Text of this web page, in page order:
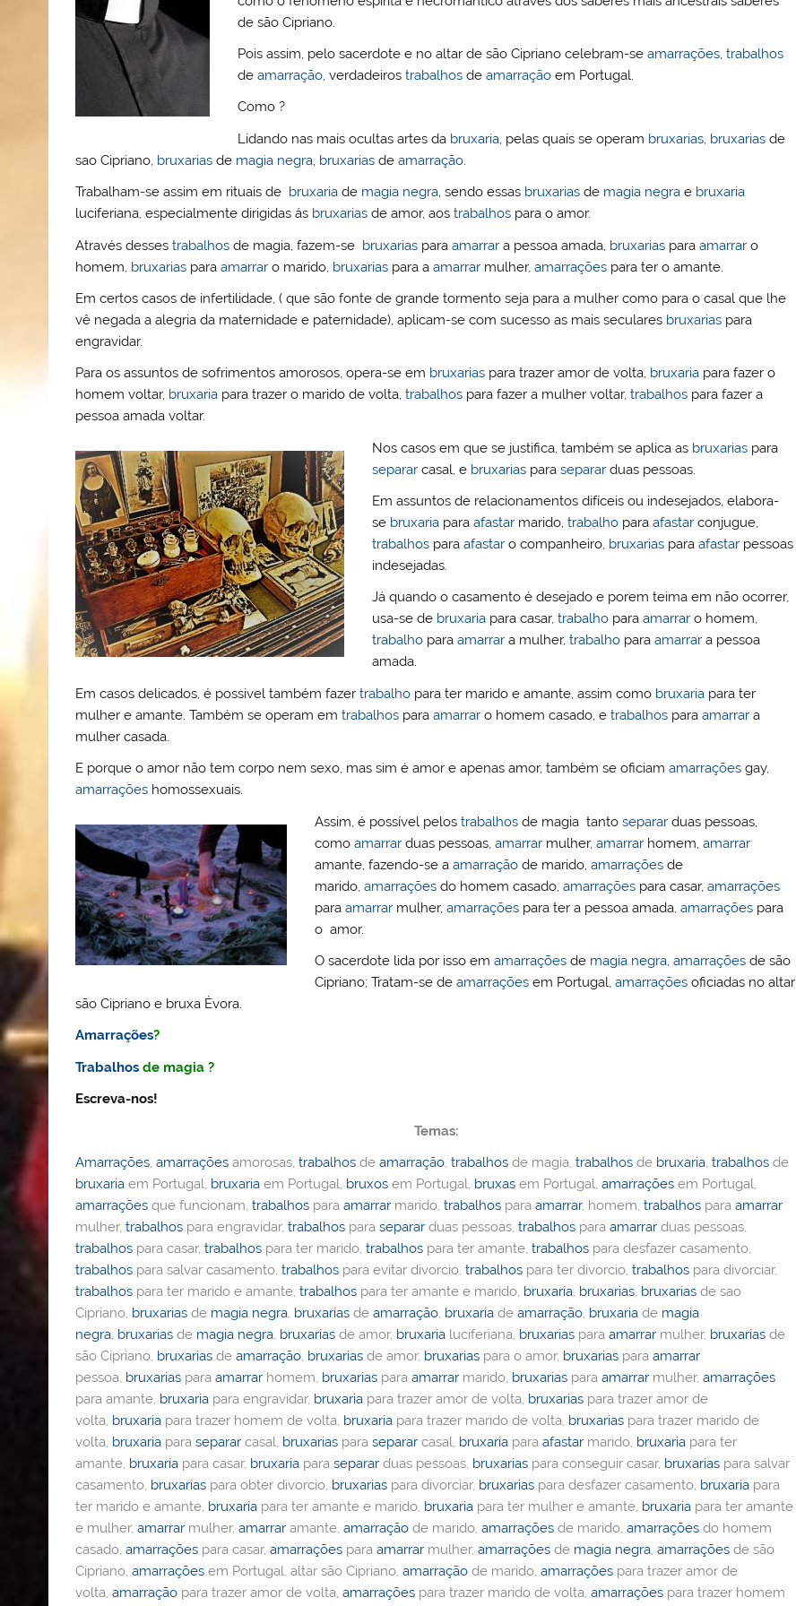
o
M
ai
st A
p
p
e
ss
k.
c
o
n
de são Cipriano.
Pois assim, pelo sacerdote e no altar de são Cipriano celebram-se amarrações, trabalhos
de amarração, verdadeiros trabalhosde amarraçãoem Portugal.
Como ?
Lidando nas mais ocultas artes da bruxaria, pelas quais se operam bruxarias, bruxariasde
sao Cipriano, bruxarias de magia negra, bruxarias deamarração.
Trabalham-se assim em rituais de bruxaria de magia negra, sendo essas bruxarias de magia negra e bruxaria
luciferiana, especialmente dirigidas ás bruxarias de amor, aostrabalhos para o amor.
Através dessestrabalhos de magia, fazem-se bruxarias paraamarrar a pessoa amada, bruxarias paraamarrar o
homem, bruxarias paraamarrar o marido, bruxarias para aamarrar mulher,amarrações para ter o amante.
Em certos casos de infertilidade, ( que são fonte de grande tormento seja para a mulher como para o casal que lhe
vê negada a alegria da maternidade e paternidade), aplicam-se com sucesso as mais seculares bruxarias para
engravidar.
Para os assuntos de sofrimentos amorosos, opera-se em bruxarias para trazer amor de volta, bruxaria para fazer o
homem voltar, bruxaria para trazer o marido de volta,trabalhos para fazer a mulher voltar,trabalhos para fazer a
pessoa amada voltar.
Nos casos em que se justifica, também se aplica as bruxariaspara
separarcasal, e bruxariaspara separarduas pessoas.
Em assuntos de relacionamentos difíceis ou indesejados, elabora-
se bruxariapara afastarmarido, trabalhopara afastarconjugue,
trabalhospara afastaro companheiro, bruxariaspara afastarpessoas
indesejadas.
Já quando o casamento é desejado e porem teima em não ocorrer,
usa-se de bruxariapara casar, trabalhopara amarraro homem,
trabalhopara amarrara mulher, trabalhopara amarrara pessoa
amada.
Em casos delicados, é possivel também fazertrabalho para ter marido e amante, assim como bruxaria para ter
mulher e amante. Também se operam emtrabalhos paraamarrar o homem casado, etrabalhos paraamarrar a
mulher casada.
E porque o amor não tem corpo nem sexo, mas sim é amor e apenas amor, também se oficiamamarrações gay,
amarrações homossexuais.
Assim, é possível pelos trabalhosde magia tanto separarduas pessoas,
como amarrarduas pessoas, amarrarmulher, amarrarhomem, amarrar
amante, fazendo-se a amarraçãode marido, amarraçõesde
marido, amarraçõesdo homem casado, amarraçõespara casar, amarrações
para amarrarmulher, amarraçõespara ter a pessoa amada, amarraçõespara
o amor.
O sacerdote lida por isso em amarraçõesde magia negra, amarraçõesde são
Cipriano; Tratam-se de amarraçõesem Portugal, amarraçõesoficiadas no altar
são Cipriano e bruxa Èvora.
Amarrações?
Trabalhos de magia ?
Escreva-nos!
Temas:
Amarrações,amarrações amorosas,trabalhos deamarração,trabalhos de magia,trabalhos de bruxaria,trabalhos de
bruxaria em Portugal, bruxaria em Portugal, bruxos em Portugal, bruxas em Portugal,amarrações em Portugal,
amarrações que funcionam,trabalhos paraamarrar marido,trabalhos paraamarrar, homem,trabalhos paraamarrar
mulher,trabalhos para engravidar,trabalhos paraseparar duas pessoas,trabalhos paraamarrar duas pessoas,
trabalhos para casar,trabalhos para ter marido,trabalhos para ter amante,trabalhos para desfazer casamento,
trabalhos para salvar casamento,trabalhos para evitar divorcio,trabalhos para ter divorcio,trabalhos para divorciar,
trabalhos para ter marido e amante,trabalhos para ter amante e marido, bruxaria, bruxarias, bruxarias de sao
Cipriano, bruxarias de magia negra, bruxarias deamarração, bruxaria deamarração, bruxaria de magia
negra, bruxarias de magia negra, bruxarias de amor, bruxaria luciferiana, bruxarias paraamarrar mulher, bruxarias de
são Cipriano, bruxarias deamarração, bruxarias de amor, bruxarias para o amor, bruxarias paraamarrar
pessoa, bruxarias paraamarrar homem, bruxarias paraamarrar marido, bruxarias paraamarrar mulher,amarrações
para amante, bruxaria para engravidar, bruxaria para trazer amor de volta, bruxarias para trazer amor de
volta, bruxaria para trazer homem de volta, bruxaria para trazer marido de volta, bruxarias para trazer marido de
volta, bruxaria paraseparar casal, bruxarias paraseparar casal, bruxaria paraafastar marido, bruxaria para ter
amante, bruxaria para casar, bruxaria paraseparar duas pessoas, bruxarias para conseguir casar, bruxarias para salvar
casamento, bruxarias para obter divorcio, bruxarias para divorciar, bruxarias para desfazer casamento, bruxaria para
ter marido e amante, bruxaria para ter amante e marido, bruxaria para ter mulher e amante, bruxaria para ter amante
e mulher,amarrar mulher,amarrar amante,amarração de marido,amarrações de marido,amarrações do homem
casado,amarrações para casar,amarrações paraamarrar mulher,amarrações de magia negra,amarrações de são
Cipriano,amarrações em Portugal, altar são Cipriano,amarração de marido,amarrações para trazer amor de
volta,amarração para trazer amor de volta,amarrações para trazer marido de volta,amarrações para trazer homem